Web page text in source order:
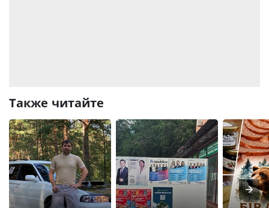
Также читайте